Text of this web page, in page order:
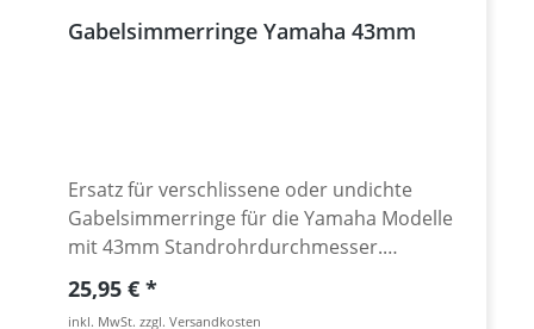
Gabelsimmerringe Yamaha 43mm
Ersatz für verschlissene oder undichte
Gabelsimmerringe für die Yamaha Modelle
mit 43mm Standrohrdurchmesser.
Hochwertige Simmerringe in NOK Qualität
mit zusätzlich eingearbeiteter Dichtlippe (3-
Regulärer Preis:
25,95 €
inkl. MwSt. zzgl. Versandkosten